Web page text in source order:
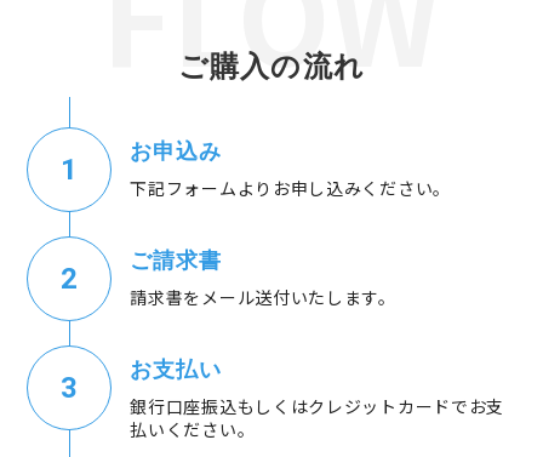
ご購入の流れ
お申込み
下記フォームよりお申し込みください。
ご請求書
請求書をメール送付いたします。
お支払い
銀行口座振込もしくはクレジットカードでお支
払いください。